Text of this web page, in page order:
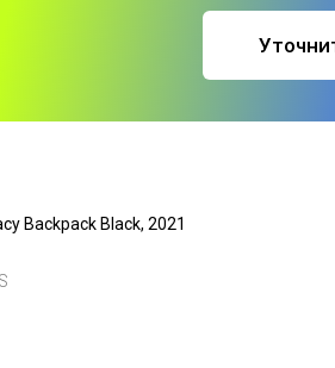
Backpack Black, 2021